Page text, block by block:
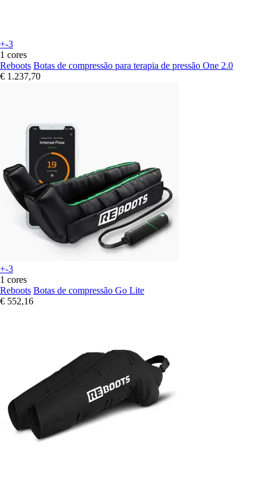
+-3
1 cores
Reboots Botas de compressão para terapia de pressão One 2.0
€ 1.237,70
+-3
1 cores
Reboots Botas de compressão Go Lite
€ 552,16